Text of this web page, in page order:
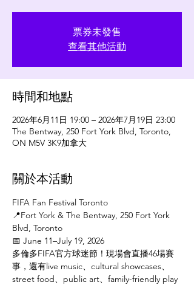
票券未發售
查看其他活動
時間和地點
2026年6月11日 19:00 – 2026年7月19日 23:00
The Bentway, 250 Fort York Blvd, Toronto,
ON M5V 3K9加拿大
關於本活動
FIFA Fan Festival Toronto
📍Fort York & The Bentway, 250 Fort York
Blvd, Toronto
📅 June 11–July 19, 2026
多倫多FIFA官方球迷節！現場會直播46場賽
事，還有live music、cultural showcases、
street food、public art、family-friendly play